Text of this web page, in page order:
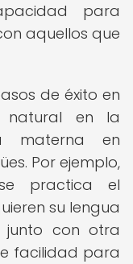
para
aquellos que
de éxito en
natural en la
materna en
Por ejemplo,
practica el
su lengua
con otra
facilidad para